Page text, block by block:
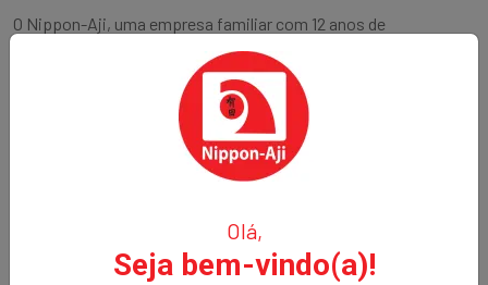
Olá,
Seja bem-vindo(a)!
O Nippon-Aji, uma empresa familiar com 12 anos de
experiência, é especializada em produtos orientais e naturais.
Fundada no bairro Bigorrilho em Curitiba, temos o
compromisso de oferecer aos nossos clientes qualidade,
preços justos e um atendimento excepcional. Descubra a
autenticidade e a tradição em cada produto!
Termos de Uso